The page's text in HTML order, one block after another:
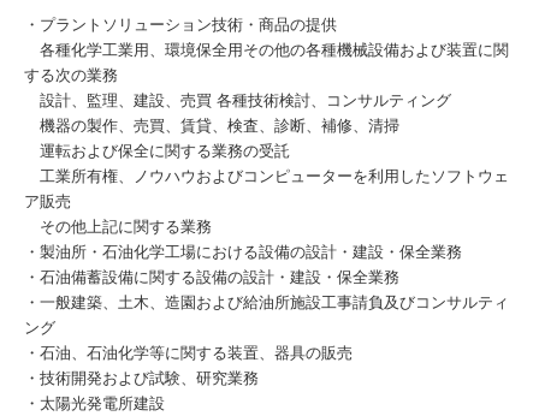
・プラントソリューション技術・商品の提供
各種化学工業用、環境保全用その他の各種機械設備および装置に関
する次の業務
設計、監理、建設、売買 各種技術検討、コンサルティング
機器の製作、売買、賃貸、検査、診断、補修、清掃
運転および保全に関する業務の受託
工業所有権、ノウハウおよびコンピューターを利用したソフトウェ
ア販売
その他上記に関する業務
・製油所・石油化学工場における設備の設計・建設・保全業務
・石油備蓄設備に関する設備の設計・建設・保全業務
・一般建築、土木、造園および給油所施設工事請負及びコンサルティ
ング
・石油、石油化学等に関する装置、器具の販売
・技術開発および試験、研究業務
・太陽光発電所建設